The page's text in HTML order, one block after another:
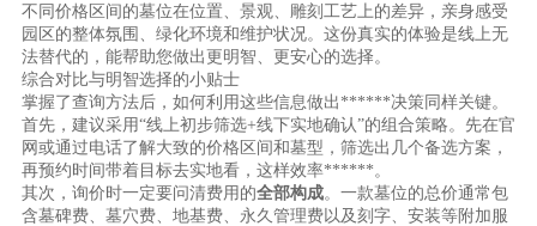
不同价格区间的墓位在位置、景观、雕刻工艺上的差异，亲身感受
园区的整体氛围、绿化环境和维护状况。这份真实的体验是线上无
法替代的，能帮助您做出更明智、更安心的选择。
综合对比与明智选择的小贴士
掌握了查询方法后，如何利用这些信息做出******决策同样关键。
首先，建议采用“线上初步筛选+线下实地确认”的组合策略。先在官
网或通过电话了解大致的价格区间和墓型，筛选出几个备选方案，
再预约时间带着目标去实地看，这样效率******。
其次，询价时一定要问清费用的全部构成。一款墓位的总价通常包
含墓碑费、墓穴费、地基费、永久管理费以及刻字、安装等附加服